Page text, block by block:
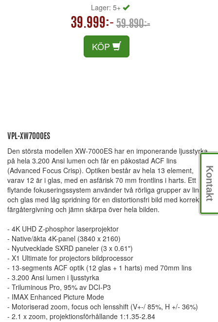
Lager: 5+
39.999:- 59.890:-
KÖP
VPL-XW7000ES
Den största modellen XW-7000ES har en imponerande ljusstyrka
på hela 3.200 Ansi lumen och får en påkostad ACF lins
(Advanced Focus Crisp). Optiken består av hela 13 element,
varav 12 är i glas, med en asfärisk 70 mm frontlins i harts. Ett
flytande fokuseringssystem använder två rörliga grupper av linser
och glas med låg spridning för en distortionsfri bild med korrekt
färgåtergivning och jämn skärpa över hela bilden.
- 4K UHD Z-phosphor laserprojektor
- Native/äkta 4K-panel (3840 x 2160)
- Nyutvecklade SXRD paneler (3 x 0.61")
- X1 Ultimate for projectors bildprocessor
- 13-segments ACF optik (12 glas + 1 harts) med 70mm lins
- 3.200 Ansi lumen i ljusstyrka
- Triluminous Pro, 95% av DCI-P3
- IMAX Enhanced Picture Mode
- Motoriserad zoom, focus och lensshift (V+-/ 85%, H +/- 36%)
- 2.1 x zoom, projektionsförhållande 1:1.35-2.84
Kontakt